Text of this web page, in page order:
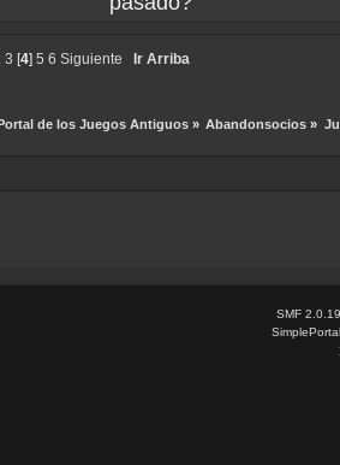
3 [4] 5 6 Siguiente Ir Arriba
de los Juegos Antiguos» Abandonsocios »
SMF 2.0.19